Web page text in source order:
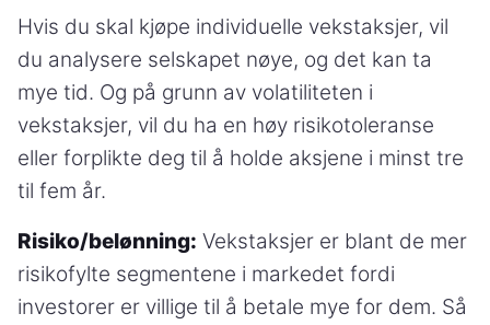
Hvis du skal kjøpe individuelle vekstaksjer, vil
du analysere selskapet nøye, og det kan ta
mye tid. Og på grunn av volatiliteten i
vekstaksjer, vil du ha en høy risikotoleranse
eller forplikte deg til å holde aksjene i minst tre
til fem år.
Risiko/belønning: Vekstaksjer er blant de mer
risikofylte segmentene i markedet fordi
investorer er villige til å betale mye for dem. Så